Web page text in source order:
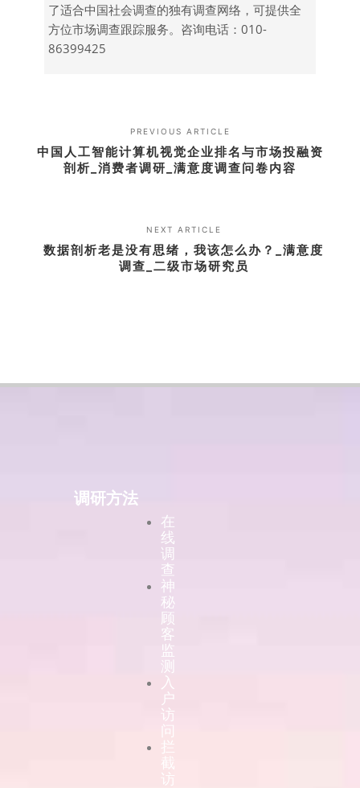
了适合中国社会调查的独有调查网络，可提供全
方位市场调查跟踪服务。咨询电话：010-
86399425
PREVIOUS ARTICLE
中国人工智能计算机视觉企业排名与市场投融资
剖析_消费者调研_满意度调查问卷内容
NEXT ARTICLE
数据剖析老是没有思绪，我该怎么办？_满意度
调查_二级市场研究员
调研方法
在
线
调
查
神
秘
顾
客
监
测
入
户
访
问
拦
截
访